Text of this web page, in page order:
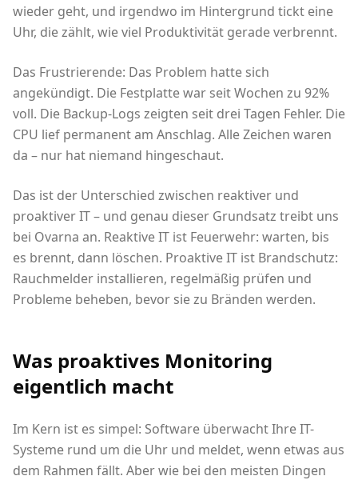
wieder geht, und irgendwo im Hintergrund tickt eine
Uhr, die zählt, wie viel Produktivität gerade verbrennt.
Das Frustrierende: Das Problem hatte sich
angekündigt. Die Festplatte war seit Wochen zu 92%
voll. Die Backup-Logs zeigten seit drei Tagen Fehler. Die
CPU lief permanent am Anschlag. Alle Zeichen waren
da – nur hat niemand hingeschaut.
Das ist der Unterschied zwischen reaktiver und
proaktiver IT – und genau dieser Grundsatz treibt uns
bei Ovarna an. Reaktive IT ist Feuerwehr: warten, bis
es brennt, dann löschen. Proaktive IT ist Brandschutz:
Rauchmelder installieren, regelmäßig prüfen und
Probleme beheben, bevor sie zu Bränden werden.
Was proaktives Monitoring
eigentlich macht
Im Kern ist es simpel: Software überwacht Ihre IT-
Systeme rund um die Uhr und meldet, wenn etwas aus
dem Rahmen fällt. Aber wie bei den meisten Dingen